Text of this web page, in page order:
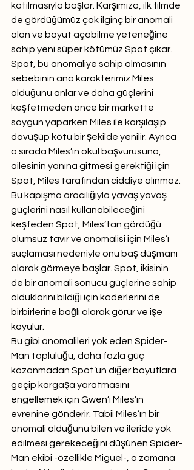
katılmasıyla başlar. Karşımıza, ilk filmde
de gördüğümüz çok ilginç bir anomali
olan ve boyut açabilme yeteneğine
sahip yeni süper kötümüz Spot çıkar.
Spot, bu anomaliye sahip olmasının
sebebinin ana karakterimiz Miles
olduğunu anlar ve daha güçlerini
keşfetmeden önce bir markette
soygun yaparken Miles ile karşılaşıp
dövüşüp kötü bir şekilde yenilir. Ayrıca
o sırada Miles’ın okul başvurusuna,
ailesinin yanına gitmesi gerektiği için
Spot, Miles tarafından ciddiye alınmaz.
Bu kapışma aracılığıyla yavaş yavaş
güçlerini nasıl kullanabileceğini
keşfeden Spot, Miles’tan gördüğü
olumsuz tavır ve anomalisi için Miles’ı
suçlaması nedeniyle onu baş düşmanı
olarak görmeye başlar. Spot, ikisinin
de bir anomali sonucu güçlerine sahip
olduklarını bildiği için kaderlerini de
birbirlerine bağlı olarak görür ve işe
koyulur.
Bu gibi anomalileri yok eden Spider-
Man topluluğu, daha fazla güç
kazanmadan Spot’un diğer boyutlara
geçip kargaşa yaratmasını
engellemek için Gwen’i Miles’ın
evrenine gönderir. Tabii Miles’ın bir
anomali olduğunu bilen ve ileride yok
edilmesi gerekeceğini düşünen Spider-
Man ekibi -özellikle Miguel-, o zamana